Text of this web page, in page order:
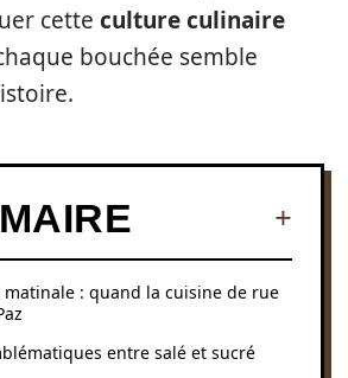
cette culture culinaire
bouchée semble
matinale : quand la cuisine de rue
entre salé et sucré